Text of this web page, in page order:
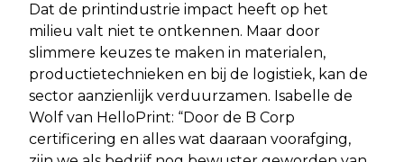
Dat de printindustrie impact heeft op het
milieu valt niet te ontkennen. Maar door
slimmere keuzes te maken in materialen,
productietechnieken en bij de logistiek, kan de
sector aanzienlijk verduurzamen. Isabelle de
Wolf van HelloPrint: “Door de B Corp
certificering en alles wat daaraan voorafging,